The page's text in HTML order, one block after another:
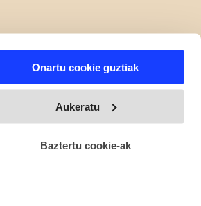
Onartu cookie guztiak
Aukeratu
Baztertu cookie-ak